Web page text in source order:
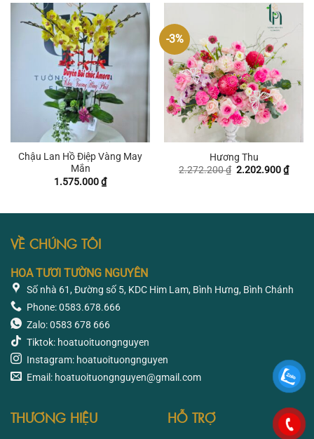
2.478.000 ₫.
Chậu Lan Hồ Điệp Vàng May
Mắn
1.575.000₫
-3%
Hương Thu
2.272.200₫ Giá
2.202.900₫Giá
hiện
VỀ CHÚNG TÔI
HOA TƯƠI TƯỜNG NGUYÊN
Số nhà 61, Đường số 5, KDC Him Lam, Bình Hưng, Bình Chánh
Phone: 0583.678.666
Zalo: 0583 678 666
Tiktok: hoatuoituongnguyen
Instagram: hoatuoituongnguyen
Email: hoatuoituongnguyen@gmail.com
THƯƠNG HIỆU HỖ TRỢ